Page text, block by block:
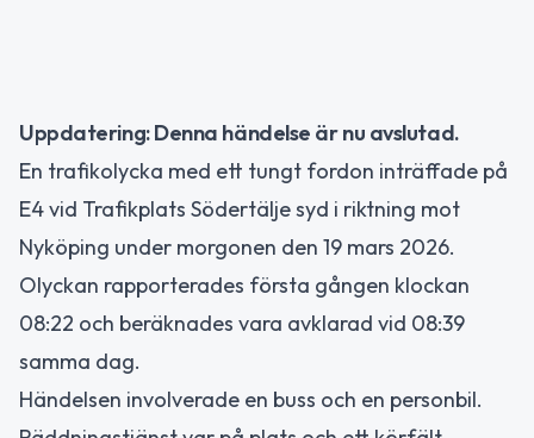
Uppdatering: Denna händelse är nu avslutad.
En trafikolycka med ett tungt fordon inträffade på
E4 vid Trafikplats Södertälje syd i riktning mot
Nyköping under morgonen den 19 mars 2026.
Olyckan rapporterades första gången klockan
08:22 och beräknades vara avklarad vid 08:39
samma dag.
Händelsen involverade en buss och en personbil.